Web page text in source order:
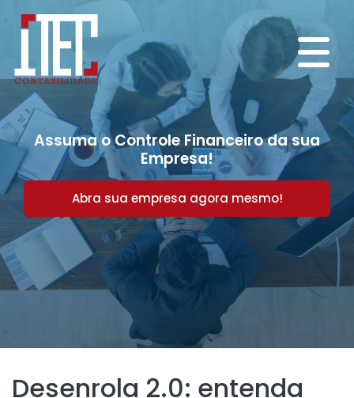
Assuma o Controle Financeiro da sua
Empresa!
Abra sua empresa agora mesmo!
Desenrola 2.0: entenda